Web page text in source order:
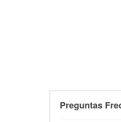
Preguntas